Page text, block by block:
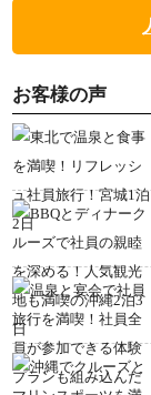
お客様の声